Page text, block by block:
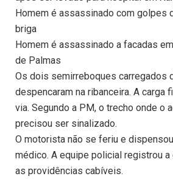
Homem é assassinado com golpes
briga
Homem é assassinado a facadas
de Palmas
Os dois semirreboques carregados
despencaram na ribanceira. A carga
via. Segundo a PM, o trecho onde o
precisou ser sinalizado.
O motorista não se feriu e
médico. A equipe policial registrou
as providências cabíveis.